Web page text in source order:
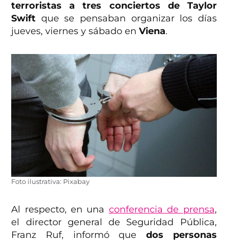
terroristas a tres conciertos de Taylor
Swift que se pensaban organizar los días
jueves, viernes y sábado enViena.
Foto ilustrativa: Pixabay
Al respecto, en una conferencia de prensa,
el director general de Seguridad Pública,
Franz Ruf, informó que dos personas